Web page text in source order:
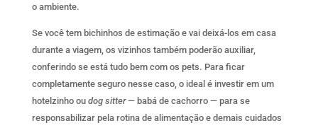
o ambiente.
Se você tem bichinhos de estimação e vai deixá-los em casa
durante a viagem, os vizinhos também poderão auxiliar,
conferindo se está tudo bem com os pets. Para ficar
completamente seguro nesse caso, o ideal é investir em um
hotelzinho ou dog sitter— babá de cachorro — para se
responsabilizar pela rotina de alimentação e demais cuidados